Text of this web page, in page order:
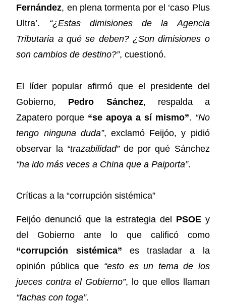
Fernández, en plena tormenta por el ‘caso Plus
Ultra’. “¿Estas dimisiones de la Agencia
Tributaria a qué se deben? ¿Son dimisiones o
son cambios de destino?”, cuestionó.
El líder popular afirmó que el presidente del
Gobierno, Pedro Sánchez, respalda a
Zapatero porque “se apoya a sí mismo”. “No
tengo ninguna duda”, exclamó Feijóo, y pidió
observar la “trazabilidad”de por qué Sánchez
“ha ido más veces a China que a Paiporta”.
Críticas a la “corrupción sistémica”
Feijóo denunció que la estrategia del PSOEy
del Gobierno ante lo que calificó como
“corrupción sistémica” es trasladar a la
opinión pública que “esto es un tema de los
jueces contra el Gobierno”, lo que ellos llaman
“fachas con toga”.